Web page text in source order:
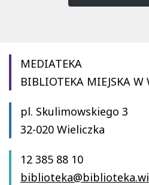
MEDIATEKA
BIBLIOTEKA MIEJSKA W
pl. Skulimowskiego 3
32-020 Wieliczka
12 385 88 10